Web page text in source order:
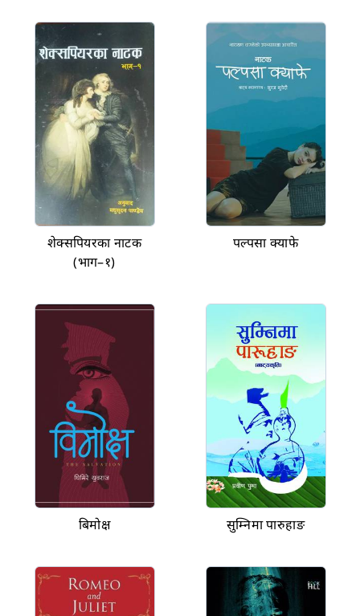
शेक्सपियरका नाटक
(भाग–१)
पल्पसा क्याफे
बिमोक्ष सुम्निमा पारुहाङ